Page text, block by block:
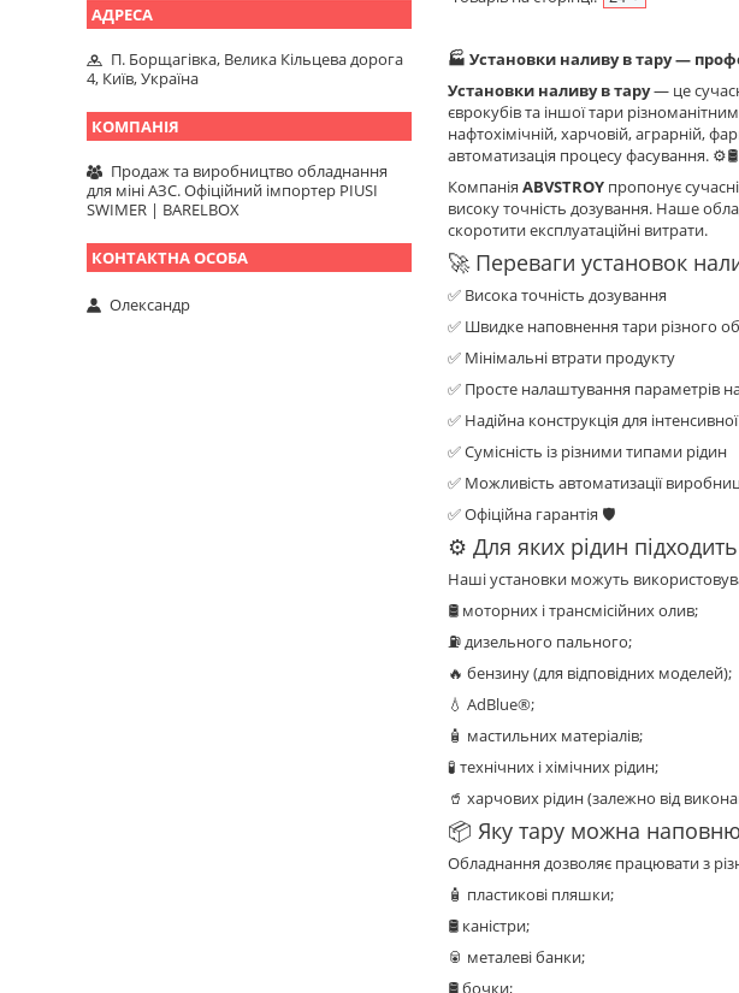
🏭 Установки наливу в тару —
Установки наливу в тару— це
єврокубів та іншої тари
нафтохімічній, харчовій, аграрній,
автоматизація процесу фасування. ⚙️🛢️
Компанія ABVSTROY пропонує сучасні
високу точність дозування. Наше
скоротити експлуатаційні витрати.
🚀 Переваги установок
✅ Висока точність дозування
✅ Швидке наповнення тари різного
✅ Мінімальні втрати продукту
✅ Просте налаштування параметрів
✅ Надійна конструкція для інтенсивної
✅ Сумісність із різними типами рідин
✅ Можливість автоматизації
✅ Офіційна гарантія 🛡️
⚙️ Для яких рідин
Наші установки можуть
🛢️ моторних і трансмісійних олив;
⛽ дизельного пального;
🔥 бензину (для відповідних моделей);
💧 AdBlue®;
🧴 мастильних матеріалів;
🧪 технічних і хімічних рідин;
🥤 харчових рідин (залежно від
📦 Яку тару можна
Обладнання дозволяє працювати з
🧴 пластикові пляшки;
🛢️ каністри;
🥫 металеві банки;
🛢️ бочки;
П. Борщагівка, Велика Кільцева дорога
4, Київ, Україна
Продаж та виробництво обладнання
для міні АЗС. Офіційний імпортер PIUSI
SWIMER | BARELBOX
Олександр